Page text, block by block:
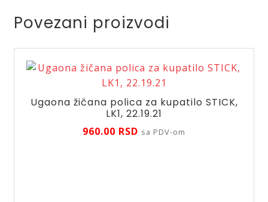
Povezani proizvodi
Ugaona žičana polica za kupatilo STICK,
LK1, 22.19.21
960.00 RSD sa PDV-om